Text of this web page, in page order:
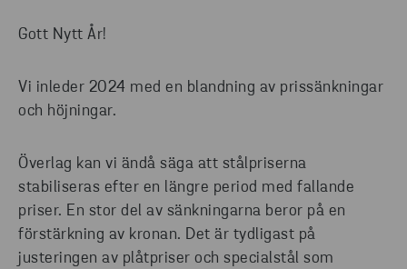
Gott Nytt År!
Vi inleder 2024 med en blandning av prissänkningar
och höjningar.
Överlag kan vi ändå säga att stålpriserna
stabiliseras efter en längre period med fallande
priser. En stor del av sänkningarna beror på en
förstärkning av kronan. Det är tydligast på
justeringen av plåtpriser och specialstål som